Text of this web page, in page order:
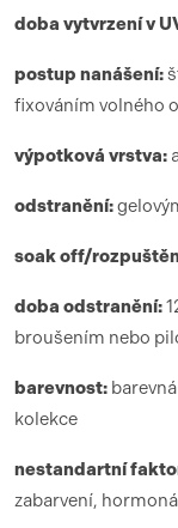
doba vytvrzenív
postup nanášení:
fixováním volného
výpotková vrstva:
odstranění:
soak off/
doba odstranění:
broušením nebo
barevnost:
kolekce
nestandartní
zabarvení,